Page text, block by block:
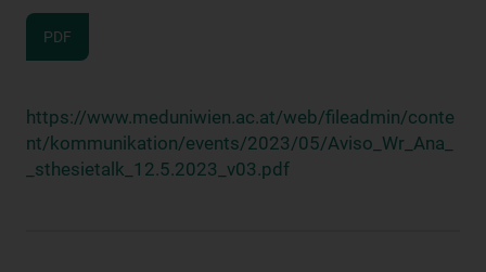
PDF
https://www.meduniwien.ac.at/web/fileadmin/conte
nt/kommunikation/events/2023/05/Aviso_Wr_Ana_
_sthesietalk_12.5.2023_v03.pdf